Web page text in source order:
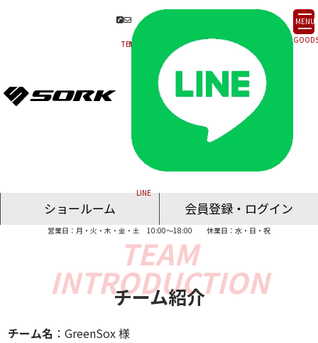
MENU
ショールーム
東京ショールーム
名古屋ショールーム
大阪ショールーム
福岡ショールーム
会員登録・ログイン
営業日：月・火・木・金・土 10:00～18:00 休業日：水・日・祝
チーム紹介
チーム名 ：GreenSox 様